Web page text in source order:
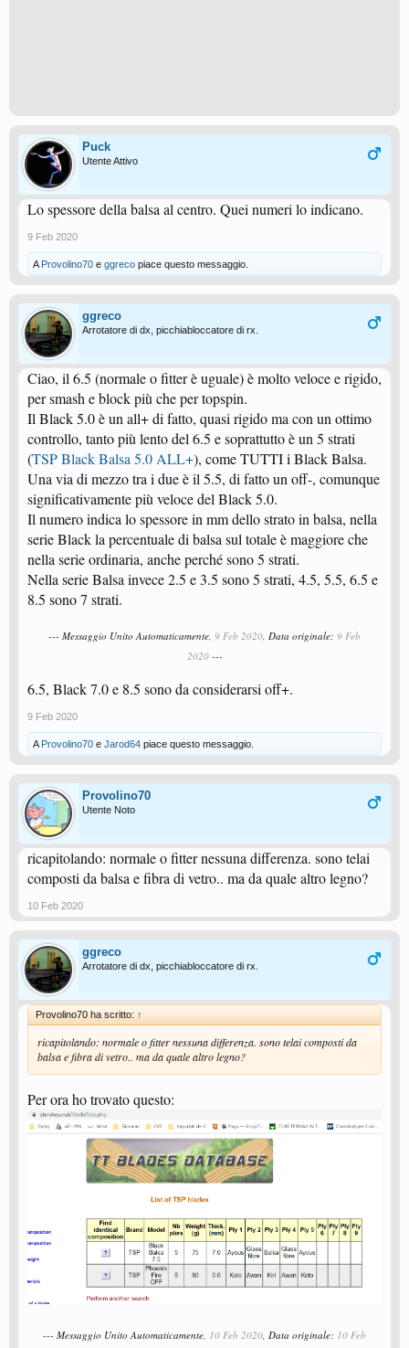
Puck
Utente Attivo
Lo spessore della balsa al centro. Quei numeri lo indicano.
9 Feb 2020
A Provolino70 e ggreco piace questo messaggio.
ggreco
Arrotatore di dx, picchiabloccatore di rx.
Ciao, il 6.5 (normale o fitter è uguale) è molto veloce e rigido,
per smash e block più che per topspin.
Il Black 5.0 è un all+ di fatto, quasi rigido ma con un ottimo
controllo, tanto più lento del 6.5 e soprattutto è un 5 strati
(TSP Black Balsa 5.0 ALL+), come TUTTI i Black Balsa.
Una via di mezzo tra i due è il 5.5, di fatto un off-, comunque
significativamente più veloce del Black 5.0.
Il numero indica lo spessore in mm dello strato in balsa, nella
serie Black la percentuale di balsa sul totale è maggiore che
nella serie ordinaria, anche perché sono 5 strati.
Nella serie Balsa invece 2.5 e 3.5 sono 5 strati, 4.5, 5.5, 6.5 e
8.5 sono 7 strati.
--- Messaggio Unito Automaticamente, 9 Feb 2020, Data originale: 9 Feb
2020---
6.5, Black 7.0 e 8.5 sono da considerarsi off+.
9 Feb 2020
A Provolino70 e Jarod64 piace questo messaggio.
Provolino70
Utente Noto
ricapitolando: normale o fitter nessuna differenza. sono telai
composti da balsa e fibra di vetro.. ma da quale altro legno?
10 Feb 2020
ggreco
Arrotatore di dx, picchiabloccatore di rx.
Provolino70 ha scritto: ↑
ricapitolando: normale o fitter nessuna differenza. sono telai composti da
balsa e fibra di vetro.. ma da quale altro legno?
Per ora ho trovato questo:
--- Messaggio Unito Automaticamente, 10 Feb 2020, Data originale: 10 Feb